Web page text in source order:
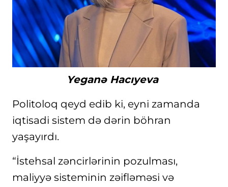
Yeganə Hacıyeva
Politoloq qeyd edib ki, eyni zamanda
iqtisadi sistem də dərin böhran
yaşayırdı.
“İstehsal zəncirlərinin pozulması,
maliyyə sisteminin zəifləməsi və